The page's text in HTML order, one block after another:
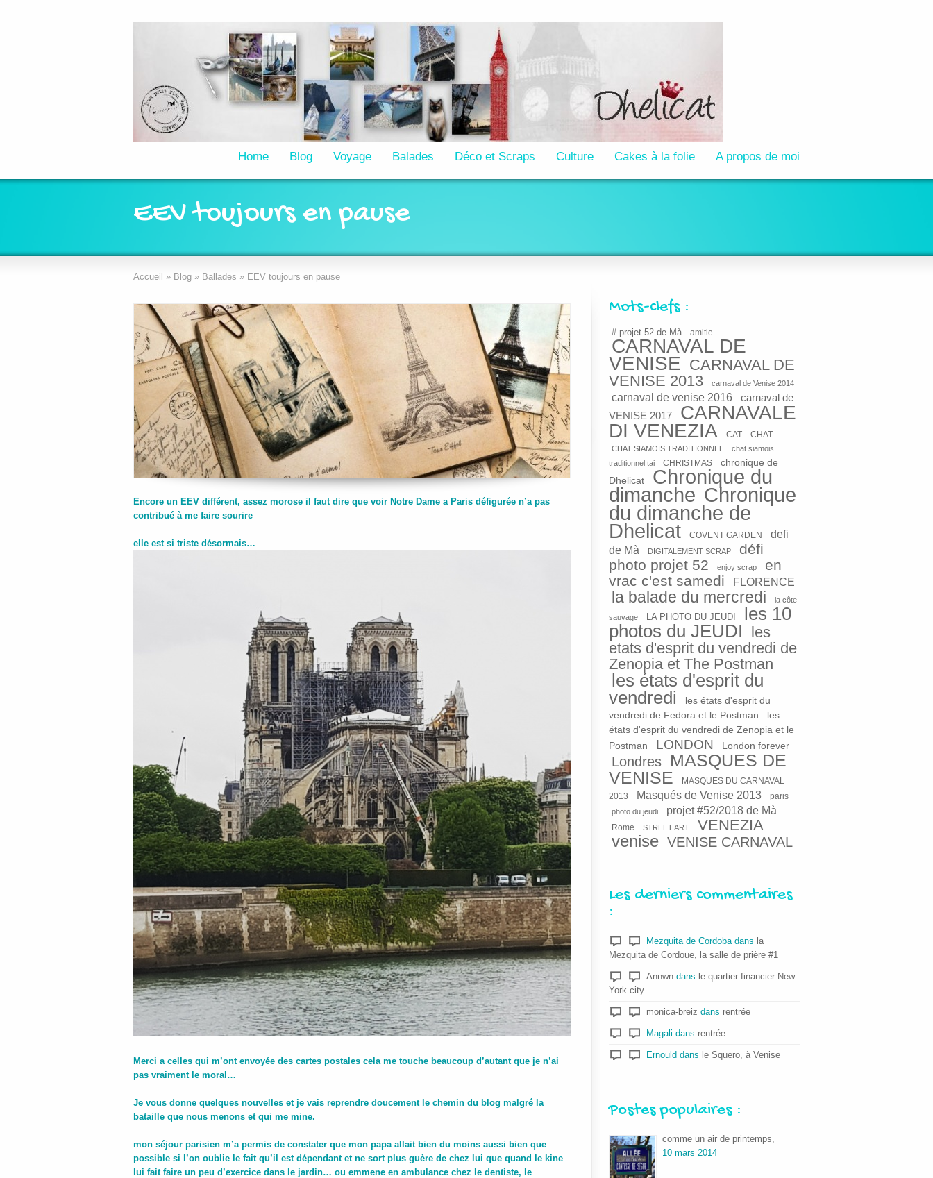
Home Blog Voyage Balades Déco et Scraps Culture Cakes à la folie A propos de moi
EEV toujours en pause
Accueil » Blog » Ballades » EEV toujours en pause
Encore un EEV différent, assez morose il faut dire que voir Notre Dame a Paris défigurée n’a pas
contribué à me faire sourire
elle est si triste désormais…
Merci a celles qui m’ont envoyée des cartes postales cela me touche beaucoup d’autant que je n’ai
pas vraiment le moral…
Je vous donne quelques nouvelles et je vais reprendre doucement le chemin du blog malgré la
bataille que nous menons et qui me mine.
mon séjour parisien m’a permis de constater que mon papa allait bien du moins aussi bien que
possible si l’on oublie le fait qu’il est dépendant et ne sort plus guère de chez lui que quand le kine
lui fait faire un peu d’exercice dans le jardin… ou emmene en ambulance chez le dentiste, le
Mots-clefs :
# projet 52 de Mà amitie
CARNAVAL DE
VENISE CARNAVAL DE
VENISE 2013
carnaval de Venise 2014
carnaval de venise 2016
carnaval de
VENISE 2017
CARNAVALE
DI VENEZIA
CAT CHAT
CHAT SIAMOIS TRADITIONNEL
chat siamois
traditionnel tai
CHRISTMAS
chronique de
Dhelicat
Chronique du
dimanche Chronique
du dimanche de
Dhelicat
COVENT GARDEN
defi
de Mà
DIGITALEMENT SCRAP
défi
photo projet 52
enjoy scrap
en
vrac c'est samedi
FLORENCE
la balade du mercredi la côte
sauvage LA PHOTO DU JEUDI
les 10
photos du JEUDI
les
etats d'esprit du vendredi de
Zenopia et The Postman
les états d'esprit du
vendredi
les états d'esprit du
vendredi de Fedora et le Postman
les
états d'esprit du vendredi de Zenopia et le
Postman
LONDON London forever
Londres
MASQUES DE
VENISE
MASQUES DU CARNAVAL
2013
Masqués de Venise 2013 paris
photo du jeudi projet #52/2018 de Mà
Rome STREET ART VENEZIA
venise VENISE CARNAVAL
Les derniers commentaires
:
Mezquita de Cordoba dans la
Mezquita de Cordoue, la salle de prière #1
Annwn dans le quartier financier New
York city
monica-breiz dans rentrée
Magali dans rentrée
Ernould dans le Squero, à Venise
Postes populaires :
comme un air de printemps,
10 mars 2014